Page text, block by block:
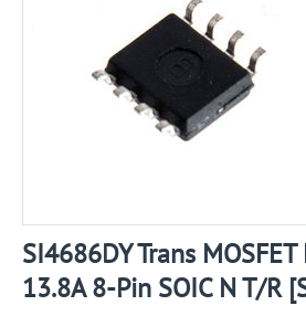
SI4686DY Trans
13.8A 8-Pin SOIC N T/R